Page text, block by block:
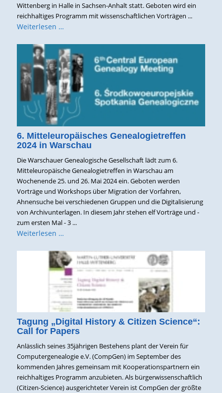
Wittenberg in Halle in Sachsen-Anhalt statt. Geboten wird ein
reichhaltiges Programm mit wissenschaftlichen Vorträgen ...
Weiterlesen …
6. Mitteleuropäisches Genealogietreffen
2024 in Warschau
Die Warschauer Genealogische Gesellschaft lädt zum 6.
Mitteleuropäische Genealogietreffen in Warschau am
Wochenende 25. und 26. Mai 2024 ein. Geboten werden
Vorträge und Workshops über Migration der Vorfahren,
Ahnensuche bei verschiedenen Gruppen und die Digitalisierung
von Archivunterlagen. In diesem Jahr stehen elf Vorträge und -
zum ersten Mal - 3 ...
Weiterlesen …
Tagung „Digital History & Citizen Science“:
Call for Papers
Anlässlich seines 35jährigen Bestehens plant der Verein für
Computergenealogie e.V. (CompGen) im September des
kommenden Jahres gemeinsam mit Kooperationspartnern ein
reichhaltiges Programm anzubieten. Als bürgerwissenschaftlich
(Citizen-Science) ausgerichteter Verein ist CompGen der größte